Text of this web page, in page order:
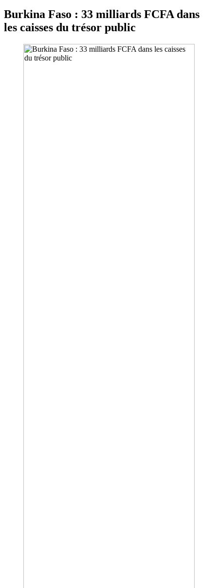
Burkina Faso : 33 milliards FCFA dans
les caisses du trésor public